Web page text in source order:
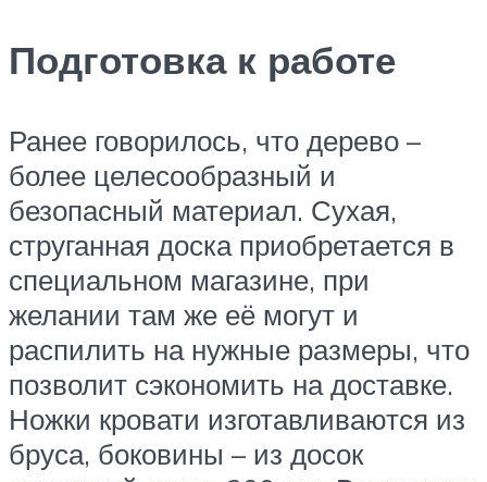
Подготовка к работе
Ранее говорилось, что дерево –
более целесообразный и
безопасный материал. Сухая,
струганная доска приобретается в
специальном магазине, при
желании там же её могут и
распилить на нужные размеры, что
позволит сэкономить на доставке.
Ножки кровати изготавливаются из
бруса, боковины – из досок